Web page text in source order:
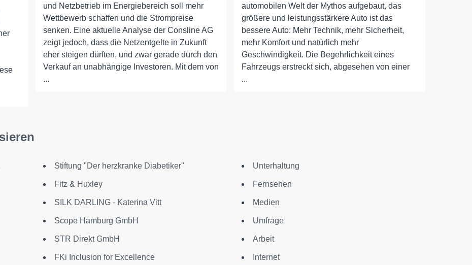
und Netzbetrieb im Energiebereich soll mehr
Wettbewerb schaffen und die Strompreise
senken. Eine aktuelle Analyse der Consline AG
zeigt jedoch, dass die Netzentgelte in Zukunft
eher steigen dürften, und zwar gerade durch den
Verkauf an unabhängige Investoren. Mit dem von
...
automobilen Welt der Mythos aufgebaut, das
größere und leistungsstärkere Auto ist das
bessere Auto: Mehr Technik, mehr Sicherheit,
mehr Komfort und natürlich mehr
Geschwindigkeit. Die Begehrlichkeit eines
Fahrzeugs erstreckt sich, abgesehen von einer
...
Stiftung "Der herzkranke Diabetiker"
Fitz & Huxley
SILK DARLING - Katerina Vitt
Scope Hamburg GmbH
STR Direkt GmbH
FKi Inclusion for Excellence
Unterhaltung
Fernsehen
Medien
Umfrage
Arbeit
Internet